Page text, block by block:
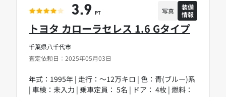
千葉県八千代市
査定依頼日：2025年05月03日
トヨタ カローラセレス 1.6 Gタイプ
年式：1995年 | 走行：～12万キロ | 色：青(ブルー)系
| 車検：未入力 | 乗車定員： 5名 | ドア： 4枚 | 燃料：
3.9 PT 写真
装備
情報